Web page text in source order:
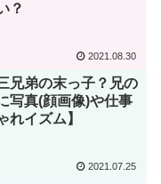
？
2021.08.30
兄弟の末っ子？兄の
写真(顔画像)や仕事
れイズム】
2021.07.25